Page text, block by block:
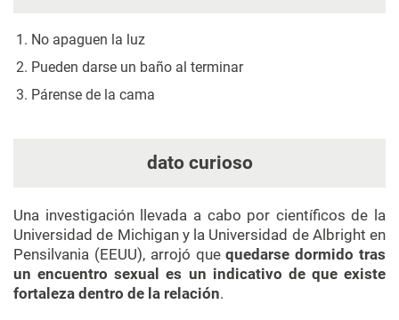
No apaguen la luz
Pueden darse un baño al terminar
Párense de la cama
dato curioso
Una investigación llevada a cabo por científicos de la
Universidad de Michigan y la Universidad de Albright en
Pensilvania (EEUU), arrojó quequedarse dormido tras
un encuentro sexual es un indicativo de que existe
fortaleza dentro de la relación.